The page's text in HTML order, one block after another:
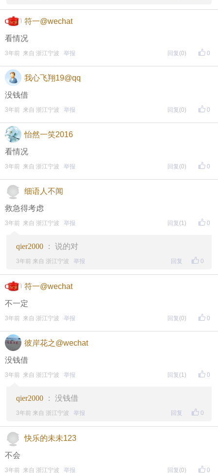
只能扫描加入（不能识别二维码加入哦），
更多福利等着你哦~
符一@wechat
看情况
0
3年前 来自 浙江宁波 举报 回复 (0)
我心飞翔19@qq
没钱借
0
3年前 来自 浙江宁波 举报 回复 (0)
怡然一笑2016
看情况
0
3年前 来自 浙江宁波 举报 回复 (0)
细语人不闻
救急得考虑
0
3年前 来自 浙江宁波 举报 回复 (1)
qier2000 ： 说的对
0
3年前 来自 浙江宁波 举报 回复
符一@wechat
不一定
0
3年前 来自 浙江宁波 举报 回复 (0)
彼岸花之@wechat
没钱借
0
3年前 来自 浙江宁波 举报 回复 (1)
qier2000 ： 没钱借
0
3年前 来自 浙江宁波 举报 回复
快乐的未未123
不会
0
3年前 来自 浙江宁波 举报 回复 (0)